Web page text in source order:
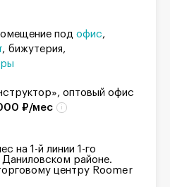
под офис
бижутерия
оптовый офис
₽/мес
на 1-й линии 1-го
Даниловском районе.
центру Roomer